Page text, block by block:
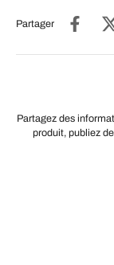
Partager
Partagez des
produit, publiez